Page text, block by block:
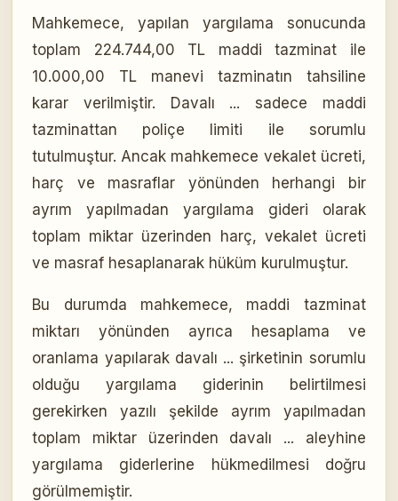
Mahkemece, yapılan yargılama sonucunda
toplam 224.744,00 TL maddi tazminat ile
10.000,00 TL manevi tazminatın tahsiline
karar verilmiştir. Davalı ... sadece maddi
tazminattan poliçe limiti ile sorumlu
tutulmuştur. Ancak mahkemece vekalet ücreti,
harç ve masraflar yönünden herhangi bir
ayrım yapılmadan yargılama gideri olarak
toplam miktar üzerinden harç, vekalet ücreti
ve masraf hesaplanarak hüküm kurulmuştur.
Bu durumda mahkemece, maddi tazminat
miktarı yönünden ayrıca hesaplama ve
oranlama yapılarak davalı ... şirketinin sorumlu
olduğu yargılama giderinin belirtilmesi
gerekirken yazılı şekilde ayrım yapılmadan
toplam miktar üzerinden davalı ... aleyhine
yargılama giderlerine hükmedilmesi doğru
görülmemiştir.